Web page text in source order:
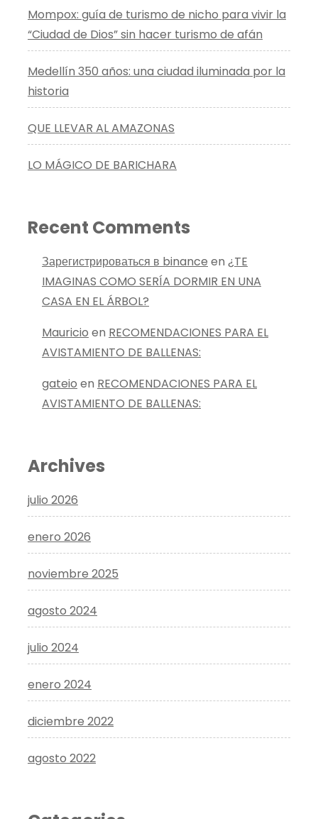
Mompox: guía de turismo de nicho para vivir la
“Ciudad de Dios” sin hacer turismo de afán
Medellín 350 años: una ciudad iluminada por la
historia
QUE LLEVAR AL AMAZONAS
LO MÁGICO DE BARICHARA
Recent Comments
Зарегистрироваться в binance en ¿TE
IMAGINAS COMO SERÍA DORMIR EN UNA
CASA EN EL ÁRBOL?
Mauricio en RECOMENDACIONES PARA EL
AVISTAMIENTO DE BALLENAS:
gateio en RECOMENDACIONES PARA EL
AVISTAMIENTO DE BALLENAS:
Archives
julio 2026
enero 2026
noviembre 2025
agosto 2024
julio 2024
enero 2024
diciembre 2022
agosto 2022